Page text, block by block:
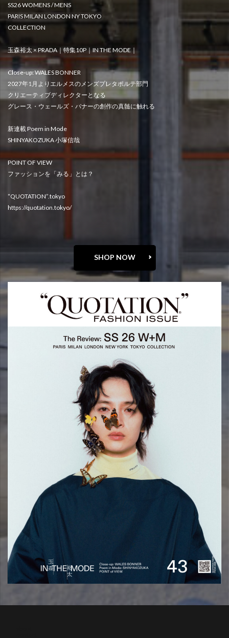
SS26 WOMENS / MENS
PARIS MILAN LONDON NY TOKYO
COLLECTION
玉森裕太 × PRADA｜特集10P｜IN THE MODE｜
Close-up: WALES BONNER
2027年1月よりエルメスのメンズプレタポルテ部門
クリエーティブディレクターとなる
グレース・ウェールズ・バナーの創作の真髄に触れる
新連載 Poem in Mode
SHINYAKOZUKA 小塚信哉
POINT OF VIEW
ファッションを「みる」とは？
“QUOTATION”.tokyo
https://quotation.tokyo/
SHOP NOW